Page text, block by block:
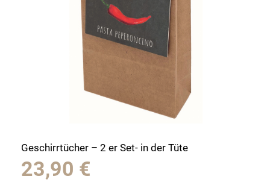
Geschirrtücher – 2 er Set- in der Tüte
23,90 €